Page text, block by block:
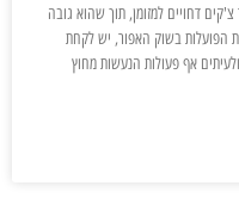
צ'קים דחויים למזומן, תוך שהוא גובה
הפועלות בשוק האפור, יש לקחת
אף פעולות הנעשות מחוץ